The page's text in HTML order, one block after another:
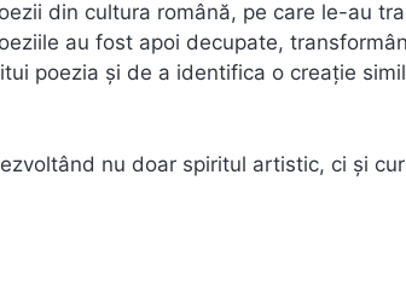
din cultura română, pe care le-au
au fost apoi decupate,
poezia și de a identifica o creație
nu doar spiritul artistic, ci și